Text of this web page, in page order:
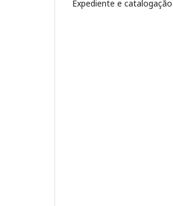
Expediente e catalogação